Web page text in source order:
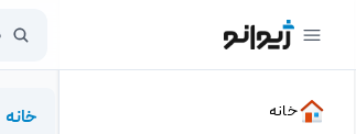
خانه خانه